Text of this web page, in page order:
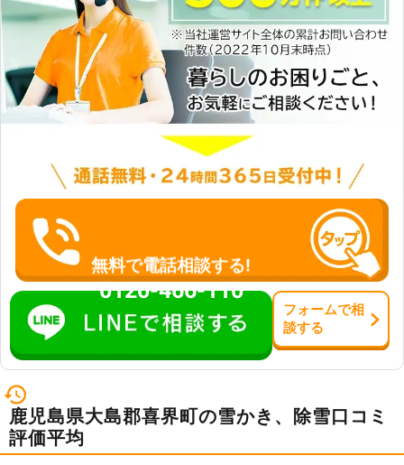
無料で電話相談する!
0120-466-110
フォームで相
談する
鹿児島県大島郡喜界町の雪かき、除雪口コミ
評価平均